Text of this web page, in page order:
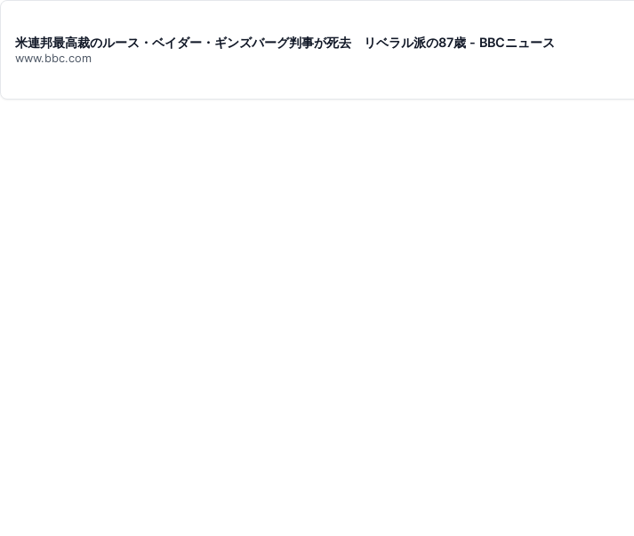
米連邦最高裁のルース・ベイダー・ギンズバーグ判事が死去 リベラル派の87歳 - BBCニュース
www.bbc.com